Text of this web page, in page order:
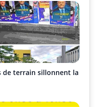
de terrain sillonnent la